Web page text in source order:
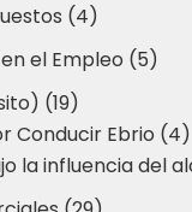
(4)
el Empleo (5)
(19)
Conducir Ebrio (4)
la influencia del